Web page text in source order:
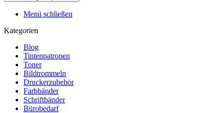
Menü schließen
Kategorien
Blog
Tintenpatronen
Toner
Bildtrommeln
Druckerzubehör
Farbbänder
Schriftbänder
Bürobedarf